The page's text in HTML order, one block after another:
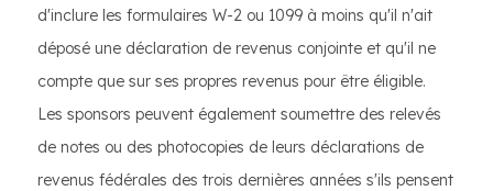
d'inclure les formulaires W-2 ou 1099 à moins qu'il n'ait
déposé une déclaration de revenus conjointe et qu'il ne
compte que sur ses propres revenus pour être éligible.
Les sponsors peuvent également soumettre des relevés
de notes ou des photocopies de leurs déclarations de
revenus fédérales des trois dernières années s'ils pensent